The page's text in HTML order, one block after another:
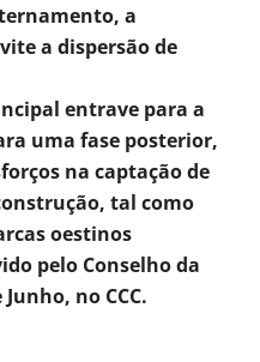
a
a dispersão de
entrave para a
uma fase posterior,
na captação de
tal como
oestinos
pelo Conselho da
no CCC.